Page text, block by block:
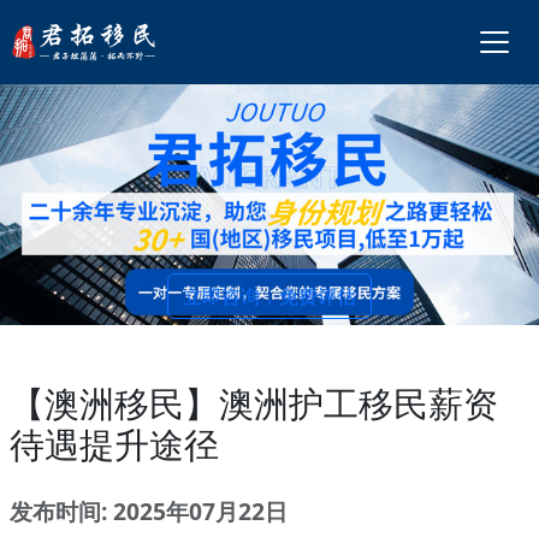
立即咨询，免费评估
【澳洲移民】澳洲护工移民薪资
待遇提升途径
发布时间: 2025年07月22日